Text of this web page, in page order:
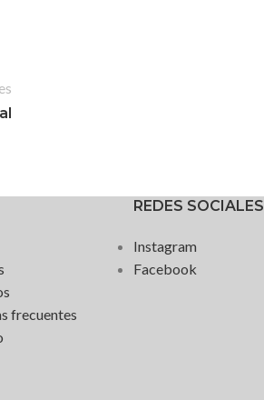
frecuentes
REDES SOCIALES
Instagram
Facebook